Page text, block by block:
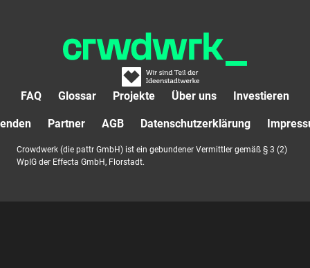
FAQ Glossar Projekte Über uns Investieren
Partner AGB Datenschutzerklärung
Crowdwerk (die pattr GmbH) ist ein gebundener Vermittler gemäß § 3 (2)
WpIG der Effecta GmbH, Florstadt.